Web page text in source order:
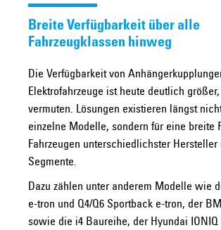
Breite Verfügbarkeit über alle
Fahrzeugklassen hinweg
Die Verfügbarkeit von
Elektrofahrzeuge ist heute deutlich
vermuten. Lösungen existieren längst
einzelne Modelle, sondern für eine breite
Fahrzeugen unterschiedlichster Hersteller
Segmente.
Dazu zählen unter anderem Modelle wie
e-tron und Q4/Q6 Sportback e-tron, der
sowie die i4 Baureihe, der Hyundai IONIQ